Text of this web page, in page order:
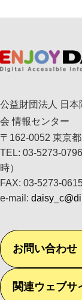
公益財団法人 日
会 情報センター
〒162-0052 東京
TEL: 03-5273-
時）
FAX: 03-5273-
e-mail:
お問い合わせ
関連ウェブサ